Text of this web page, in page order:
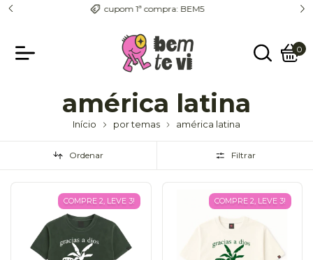
entrega com rastreio pra todo o país
0
américa latina
Início por temas américa latina
Ordenar Filtrar
COMPRE 2, LEVE 3! COMPRE 2, LEVE 3!